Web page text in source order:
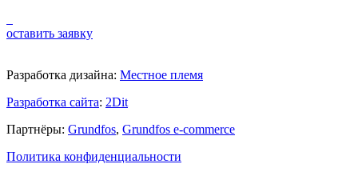
оставить заявку
Разработка дизайна: Местное племя
Разработка сайта: 2Dit
Партнёры: Grundfos, Grundfos e-commerce
Политика конфиденциальности